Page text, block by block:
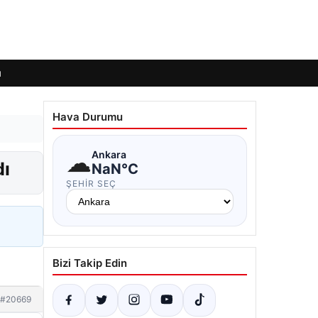
#20669
Hava Durumu
☁Ankara
NaN°C
ŞEHIR SEÇ
Bizi Takip Edin